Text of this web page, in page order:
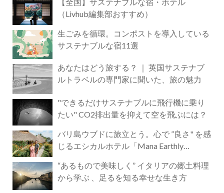
（Livhub編集部おすすめ）
生ごみを循環。コンポストを導入している
サステナブルな宿11選
あなたはどう旅する？ ｜ 英国サステナブ
ルトラベルの専門家に聞いた、旅の魅力
"できるだけサステナブルに飛行機に乗り
たい" CO2排出量を抑えて空を飛ぶには？
バリ島ウブドに旅立とう。心で ”良さ" を感
じるエシカルホテル「Mana Earthly
“あるもので美味しく” イタリアの郷土料理
から学ぶ 、足るを知る幸せな生き方